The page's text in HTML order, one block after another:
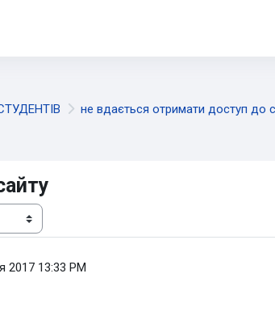
не вдається отримати доступ до
2017 13:33 PM